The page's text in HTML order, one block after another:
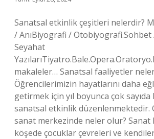
Sanatsal etkinlik çeşitleri nelerdir?
/ AnıBiyografi /
Seyahat
makaleler… Sanatsal faaliyetler
Öğrencilerimizin hayatlarını daha
getirmek için yıl boyunca çok
sanatsal etkinlik düzenlenmektedir.
sanat merkezinde neler olur? Sanat
köşede çocuklar çevreleri ve